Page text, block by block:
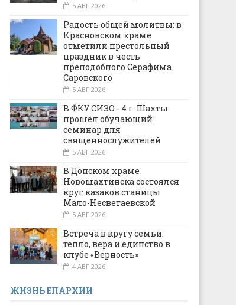
5 АВГ 2026
Радость общей молитвы: в
Красновском храме
отметили престольный
праздник в честь
преподобного Серафима
Саровского
5 АВГ 2026
В ФКУ СИЗО - 4 г. Шахты
прошёл обучающий
семинар для
священнослужителей
5 АВГ 2026
В Донском храме
Новошахтинска состоялся
круг казаков станицы
Мало-Несветаевской
5 АВГ 2026
Встреча в кругу семьи:
тепло, вера и единство в
клубе «Верность»
4 АВГ 2026
ЖИЗНЬ ЕПАРХИИ